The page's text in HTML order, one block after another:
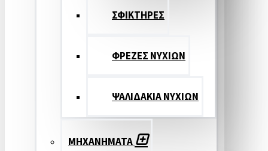
ΣΦΙΚΤΗΡΕΣ
ΦΡΕΖΕΣ ΝΥΧΙΩΝ
ΨΑΛΙΔΑΚΙΑ ΝΥΧΙΩΝ
ΜΗΧΑΝΗΜΑΤΑ